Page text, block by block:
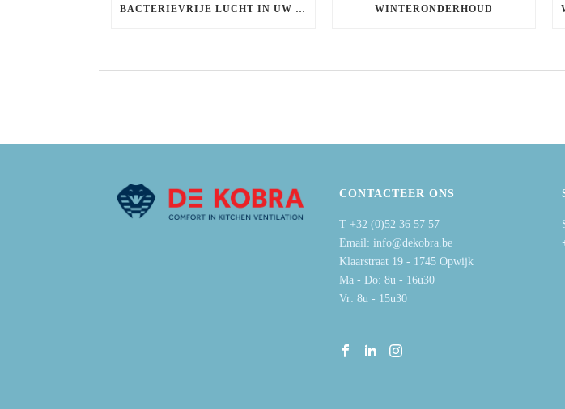
BACTERIEVRIJE LUCHT IN UW BEDRIJF! WINTERONDERHOUD
CONTACTEER ONS
T +32 (0)52 36 57 57
Email: info@dekobra.be
Klaarstraat 19 - 1745 Opwijk
Ma - Do: 8u - 16u30
Vr: 8u - 15u30